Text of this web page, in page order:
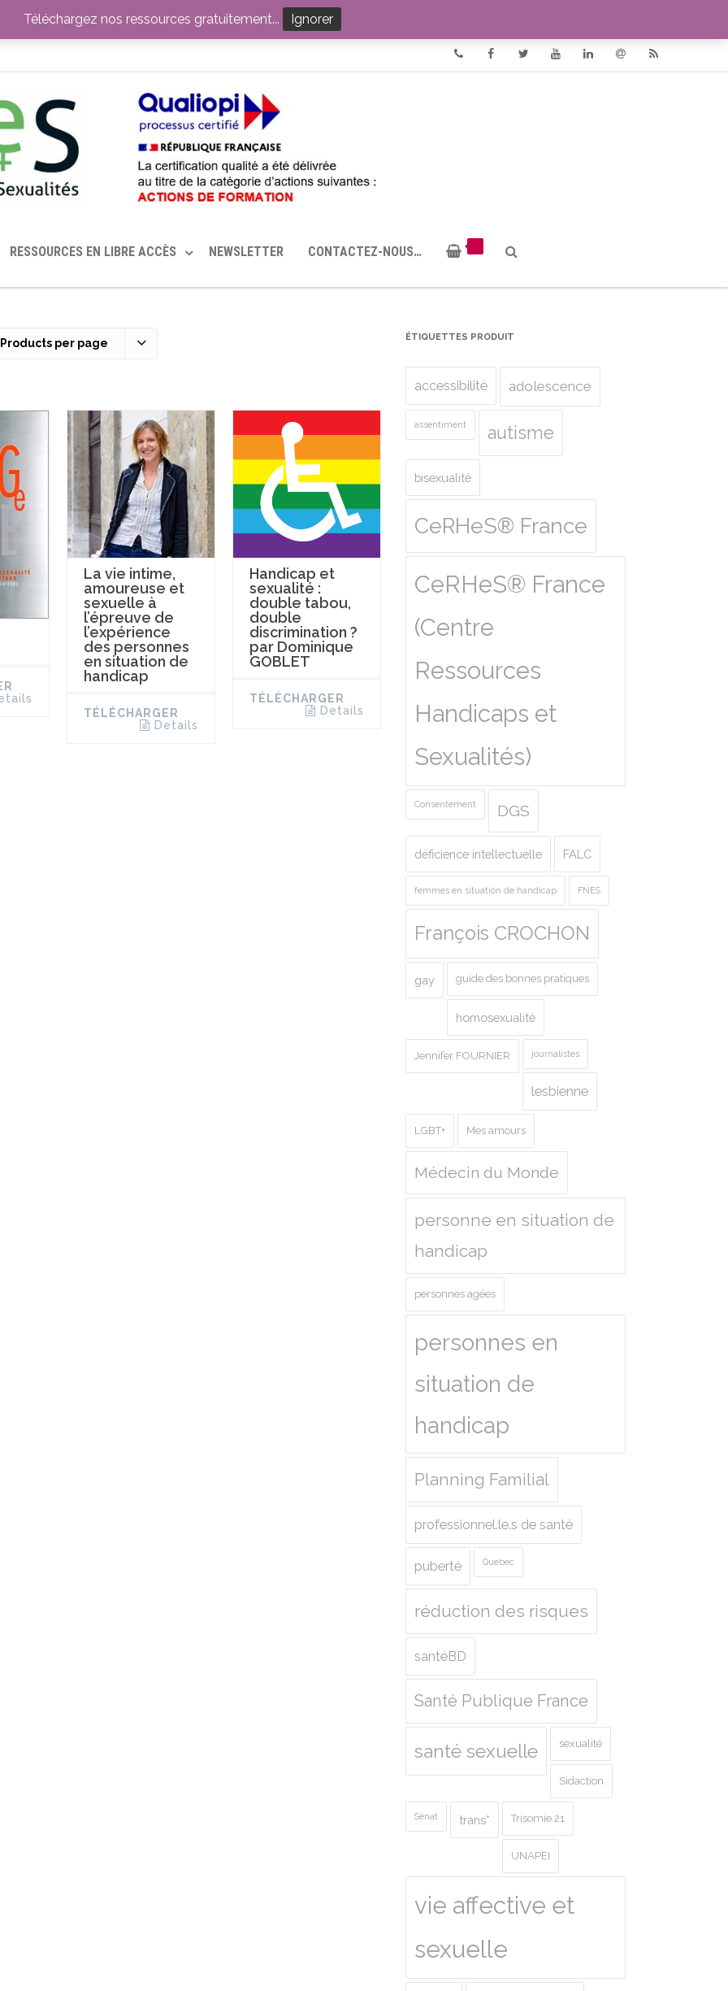
PAR LE CERHES® FRANCE OUTILS EN SANTÉ SEXUELLE
RESSOURCES EN LIBRE ACCÈS NEWSLETTER CONTACTEZ-NOUS…
per page
La vie intime,
amoureuse et
sexuelle à
l’épreuve de
l’expérience
des personnes
en situation de
handicap
TÉLÉCHARGER
Details
Handicap et
sexualité :
double tabou,
double
discrimination ?
par Dominique
GOBLET
TÉLÉCHARGER
Details
ÉTIQUETTES PRODUIT
accessibilité adolescence
assentiment autisme
bisexualité
CeRHeS® France
CeRHeS® France
(Centre
Ressources
Handicaps et
Sexualités)
Consentement DGS
déficience intellectuelle FALC
femmes en situation de handicap FNES
François CROCHON
gay guide des bonnes pratiques
homosexualité
Jennifer FOURNIER journalistes
lesbienne
LGBT+ Mes amours
Médecin du Monde
personne en situation de
handicap
personnes agées
personnes en
situation de
handicap
Planning Familial
professionnel.le.s de santé
puberté Quebec
réduction des risques
santéBD
Santé Publique France
santé sexuelle sexualité
Sidaction
Sénat trans* Trisomie 21
UNAPEI
vie affective et
sexuelle
Téléchargez nos ressources gratuitement... Ignorer